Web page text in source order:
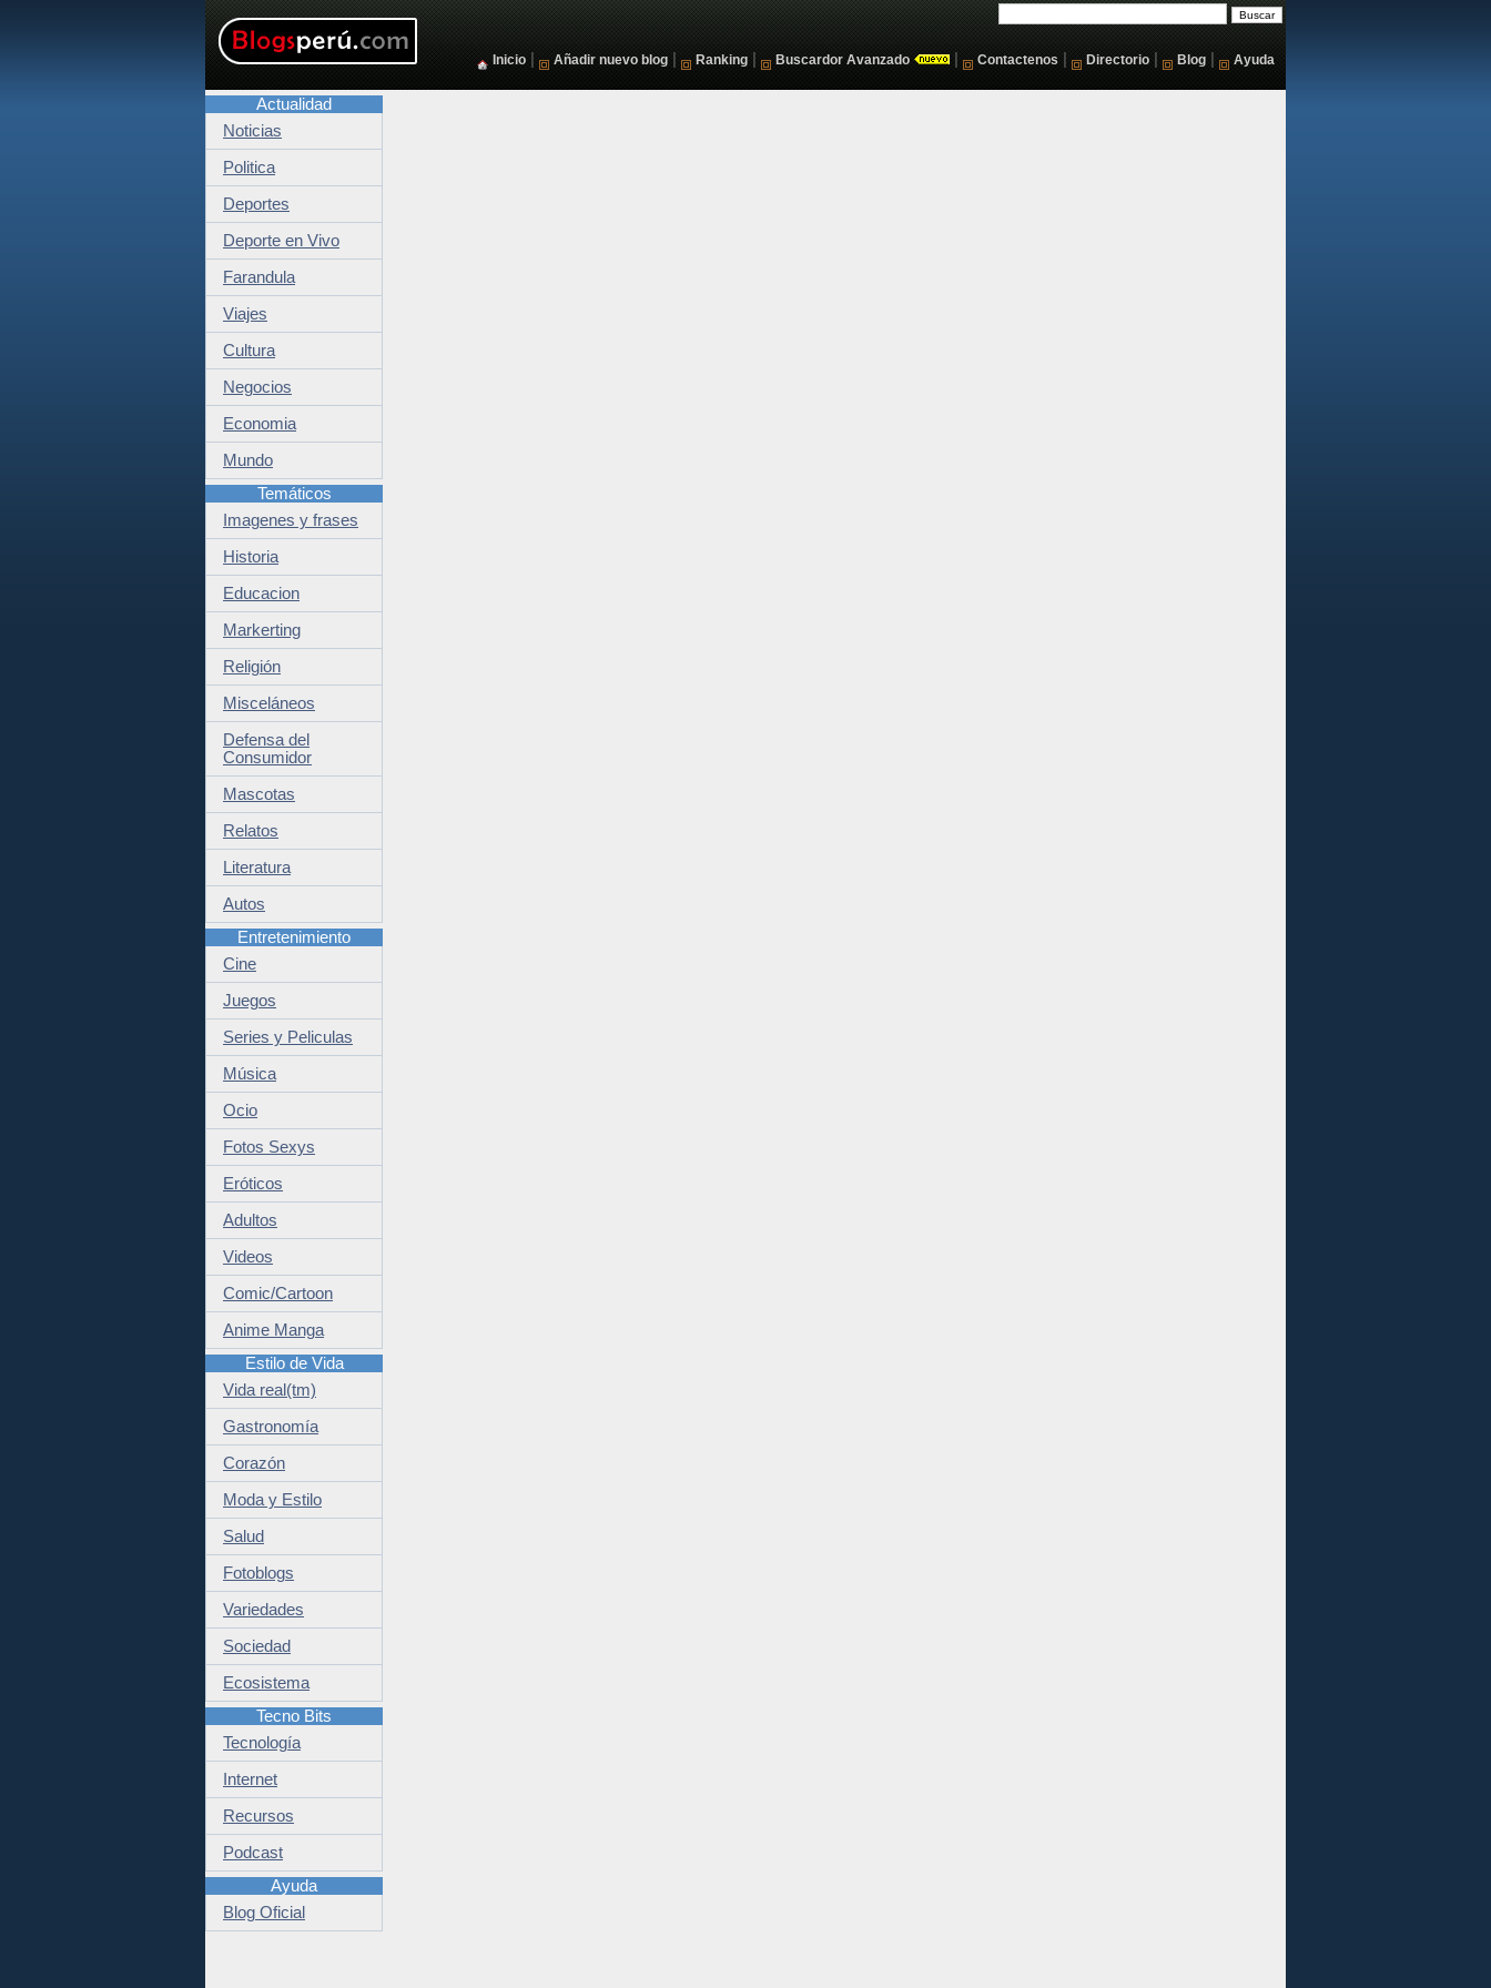
Inicio Añadir nuevo blog Ranking Buscardor Avanzado Contactenos Directorio Blog Ayuda
Actualidad
Noticias
Politica
Deportes
Deporte en Vivo
Farandula
Viajes
Cultura
Negocios
Economia
Mundo
Temáticos
Imagenes y frases
Historia
Educacion
Markerting
Religión
Misceláneos
Defensa del
Consumidor
Mascotas
Relatos
Literatura
Autos
Entretenimiento
Cine
Juegos
Series y Peliculas
Música
Ocio
Fotos Sexys
Eróticos
Adultos
Videos
Comic/Cartoon
Anime Manga
Estilo de Vida
Vida real(tm)
Gastronomía
Corazón
Moda y Estilo
Salud
Fotoblogs
Variedades
Sociedad
Ecosistema
Tecno Bits
Tecnología
Internet
Recursos
Podcast
Ayuda
Blog Oficial